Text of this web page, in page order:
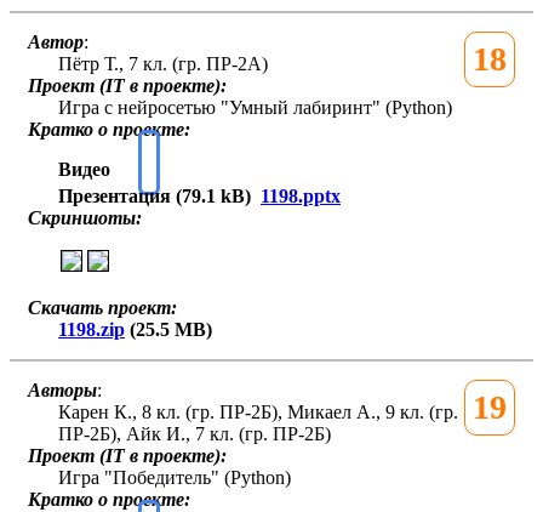
18
Автор:
Пётр Т., 7 кл. (гр. ПР-2А)
Проект (IT в проекте):
Игра с нейросетью "Умный лабиринт" (Python)
Кратко о проекте:
Видео
Презентация (79.1 kB) 1198.pptx
Скриншоты:
Скачать проект:
1198.zip (25.5 MB)
19
Авторы:
Карен К., 8 кл. (гр. ПР-2Б), Микаел А., 9 кл. (гр.
ПР-2Б), Айк И., 7 кл. (гр. ПР-2Б)
Проект (IT в проекте):
Игра "Победитель" (Python)
Кратко о проекте: